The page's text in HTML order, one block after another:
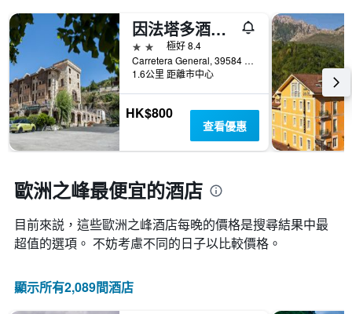
因法塔多酒店 - 西略里戈德列瓦納
2星級
極好 8.4
Carretera General, 39584 Ojedo, Cantabria, 波特斯, 坎塔布里亞, 西班牙
1.6公里 距離市中心
HK$800
查看優惠
歐洲之峰最便宜的酒店
目前來説，這些歐洲之峰​酒店每晚的價格是搜尋結果中最
超值的選項。 不妨考慮不同的日子以比較價格。
顯示所有2,089間酒店